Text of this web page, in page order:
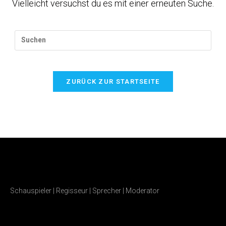
Vielleicht versuchst du es mit einer erneuten Suche.
ZURÜCK ZUR STARTSEITE
Schauspieler | Regisseur | Sprecher | Moderator